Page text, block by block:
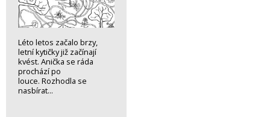
Léto letos začalo brzy,
letní kytičky již začínají
kvést. Anička se ráda
prochází po
louce. Rozhodla se
nasbírat...